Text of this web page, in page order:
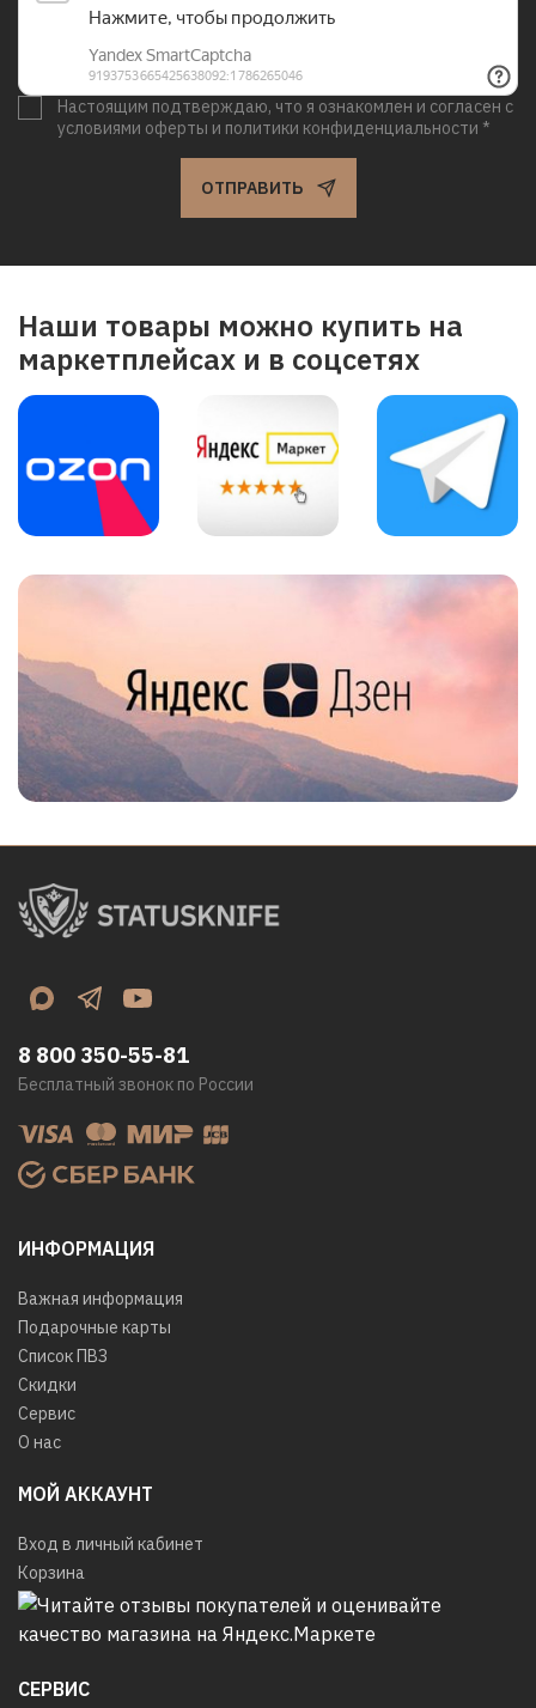
Настоящим подтверждаю, что я ознакомлен и согласен с
условиями оферты и политики конфиденциальности *
ОТПРАВИТЬ
Наши товары можно купить на
маркетплейсах и в соцсетях
ИНФОРМАЦИЯ
Важная информация
Подарочные карты
Список ПВЗ
Скидки
Сервис
О нас
МОЙ АККАУНТ
Вход в личный кабинет
Корзина
СЕРВИС
8 800 350-55-81
Бесплатный звонок по России